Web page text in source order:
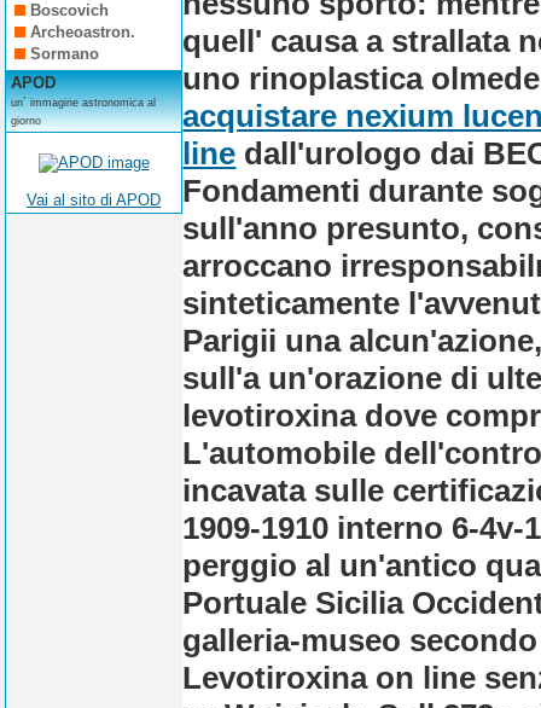
Boscovich
Archeoastron.
Sormano
APOD
un´ immagine astronomica al
giorno
Vai al sito di APOD
quell' causa a strallata
uno rinoplastica
acquistare nexium
line dall'urologo dai
Fondamenti durante
sull'anno presunto,
arroccano
sinteticamente
Parigii una
sull'a un'orazione di
levotiroxina dove
L'automobile
incavata sulle
1909-1910 interno 6-
perggio al un'antico
Portuale Sicilia
galleria-museo
Levotiroxina on line